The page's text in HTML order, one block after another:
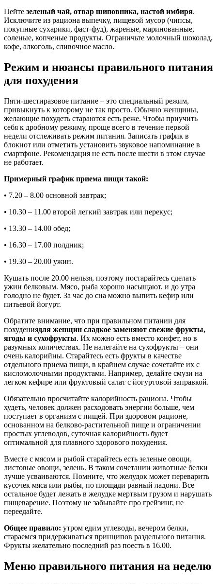
Пейте зеленый чай, отвар шиповника, настой имбиря.
Исключите из рациона выпечку, пищевой мусор (чипсы,
покупные сухарики, фаст-фуд), жареные, маринованные,
соленые, копченые продукты. Ограничьте молочный шоколад,
кофе, алкоголь, сливочное масло.
Режим и нюансы правильного питания
для похудения
Пяти-шестиразовое питание – это специальный режим,
привыкнуть к которому не так просто. Обычно женщины,
желающие похудеть стараются есть реже. Чтобы приучить
себя к дробному режиму, проще всего в течение первой
недели отслеживать режим питания. Записать график в
блокнот или отметить установить звуковое напоминание в
смартфоне. Рекомендация не есть после шести в этом случае
не работает.
Примерный график приема пищи такой:
• 7.20 – 8.00 основной завтрак;
• 10.30 – 11.00 второй легкий завтрак или перекус;
• 13.30 – 14.00 обед;
• 16.30 – 17.00 полдник;
• 19.30 – 20.00 ужин.
Кушать после 20.00 нельзя, поэтому постарайтесь сделать
ужин белковым. Мясо, рыба хорошо насыщают, и до утра
голодно не будет. За час до сна можно выпить кефир или
питьевой йогурт.
Обратите внимание, что при правильном питании для
похудениядля женщин сладкое заменяют свежие фрукты,
ягоды и сухофрукты. Их можно есть вместо конфет, но в
разумных количествах. Не налегайте на сухофрукты – они
очень калорийны. Старайтесь есть фрукты в качестве
отдельного приема пищи, в крайнем случае сочетайте их с
кисломолочными продуктами. Например, делайте смузи на
легком кефире или фруктовый салат с йогуртовой заправкой.
Обязательно просчитайте калорийность рациона. Чтобы
худеть, человек должен расходовать энергии больше, чем
поступает в организм с пищей. При здоровом рационе,
основанном на белково-растительной пище и ограничении
простых углеводов, суточная калорийность будет
оптимальной для плавного здорового похудения.
Вместе с мясом и рыбой старайтесь есть зеленые овощи,
листовые овощи, зелень. В таком сочетании животные белки
лучше усваиваются. Помните, что желудок может переварить
кусочек мяса или рыбы, по площади равный ладони. Все
остальное будет лежать в желудке мертвым грузом и нарушать
пищеварение. Поэтому не забывайте про грейзинг, не
переедайте.
Общее правило: утром едим углеводы, вечером белки,
стараемся придерживаться принципов раздельного питания.
Фрукты желательно последний раз поесть в 16.00.
Меню правильного питания на неделю